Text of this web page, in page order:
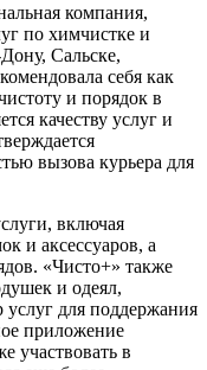
компания,
по химчистке и
Сальске,
себя как
и порядок в
качеству услуг и
вызова курьера для
включая
и аксессуаров, а
«Чисто+» также
и одеял,
услуг для поддержания
приложение
участвовать в